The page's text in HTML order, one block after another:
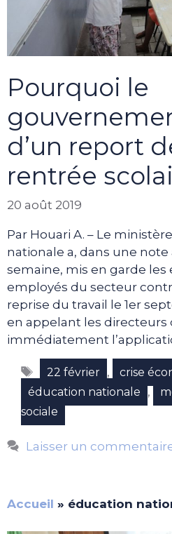
Pourquoi le
d’un report
rentrée
20 août 2019
Par Houari A. – Le
nationale a, dans une
semaine, mis en garde les
employés du secteur
reprise du travail le 1er
en appelant les directeurs
immédiatement
Étiquettes
22 février , crise
éducation nationale ,
sociale
Laisser un
Accueil » éducation